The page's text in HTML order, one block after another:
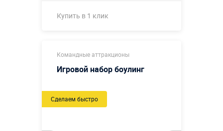
Купить в 1 клик
Командные аттракционы
Игровой набор боулинг
Сделаем быстро